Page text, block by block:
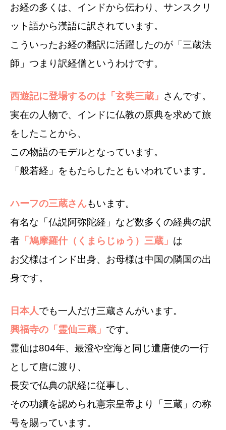
お経の多くは、インドから伝わり、サンスクリ
ット語から漢語に訳されています。
こういったお経の翻訳に活躍したのが「三蔵法
師」つまり訳経僧というわけです。
西遊記に登場するのは「玄奘三蔵」 さんです。
実在の人物で、インドに仏教の原典を求めて旅
をしたことから、
この物語のモデルとなっています。
「般若経」をもたらしたともいわれています。
ハーフの三蔵さんもいます。
有名な「仏説阿弥陀経」など数多くの経典の訳
者 「鳩摩羅什（くまらじゅう）三蔵」 は
お父様はインド出身、お母様は中国の隣国の出
身です。
日本人でも一人だけ三蔵さんがいます。
興福寺の「霊仙三蔵」 です。
霊仙は804年、最澄や空海と同じ遣唐使の一行
として唐に渡り、
長安で仏典の訳経に従事し、
その功績を認められ憲宗皇帝より「三蔵」の称
号を賜っています。